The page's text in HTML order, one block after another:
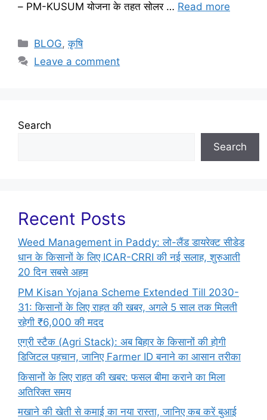
– PM-KUSUM योजना के तहत सोलर … Read more
BLOG,कृषि
Leave a comment
Search
Search
Recent Posts
Weed Management in Paddy: लो-लैंड डायरेक्ट सीडेड
धान के किसानों के लिए ICAR-CRRI की नई सलाह, शुरुआती
20 दिन सबसे अहम
PM Kisan Yojana Scheme Extended Till 2030-
31: किसानों के लिए राहत की खबर, अगले 5 साल तक मिलती
रहेगी ₹6,000 की मदद
एग्री स्टैक (Agri Stack): अब बिहार के किसानों की होगी
डिजिटल पहचान, जानिए Farmer ID बनाने का आसान तरीका
किसानों के लिए राहत की खबर: फसल बीमा कराने का मिला
अतिरिक्त समय
मखाने की खेती से कमाई का नया रास्ता, जानिए कब करें बुआई